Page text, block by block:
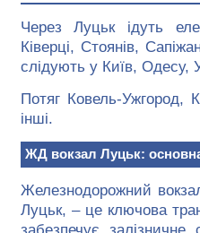
Через Луцьк ідуть
Ківерці, Стоянів,
слідують у Київ, Одесу,
Потяг Ковель-Ужгород,
інші.
ЖД вокзал Луцьк: основна
Железнодорожний
Луцьк, – це ключова
забезпечує